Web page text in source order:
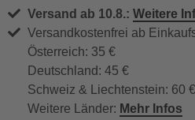
Versand ab 10.8.: Weitere
Versandkostenfrei ab
Österreich: 35 €
Deutschland: 45 €
Schweiz & Liechtenstein: 60 €
Weitere Länder: Mehr Infos